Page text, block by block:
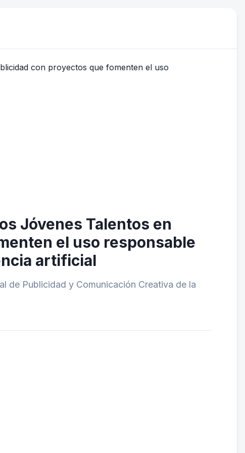
Jóvenes Talentos en
el uso responsable
artificial
de Publicidad y Comunicación Creativa de la